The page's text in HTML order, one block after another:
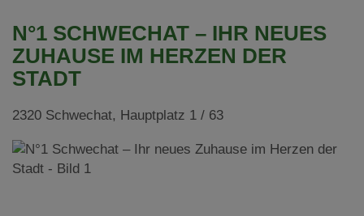
N°1 SCHWECHAT – IHR NEUES
ZUHAUSE IM HERZEN DER
STADT
2320 Schwechat, Hauptplatz 1 / 63